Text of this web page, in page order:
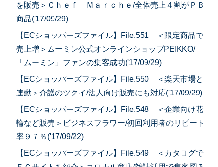
を販売＞Ｃｈｅｆ Ｍａｒｃｈｅ/全体売上４割がＰＢ
商品('17/09/29)
【ECショッパーズファイル】File.551 ＜限定商品で
売上増＞ムーミン公式オンラインショップPEIKKO/
「ムーミン」ファンの集客成功('17/09/29)
【ECショッパーズファイル】File.550 ＜楽天市場と
連動＞介護のツクイ/法人向け販売にも対応('17/09/29)
【ECショッパーズファイル】File.548 ＜企業向け花
輪など販売＞ビジネスフラワー/初回利用者のリピート
率９７％('17/09/22)
【ECショッパーズファイル】File.549 ＜カタログで